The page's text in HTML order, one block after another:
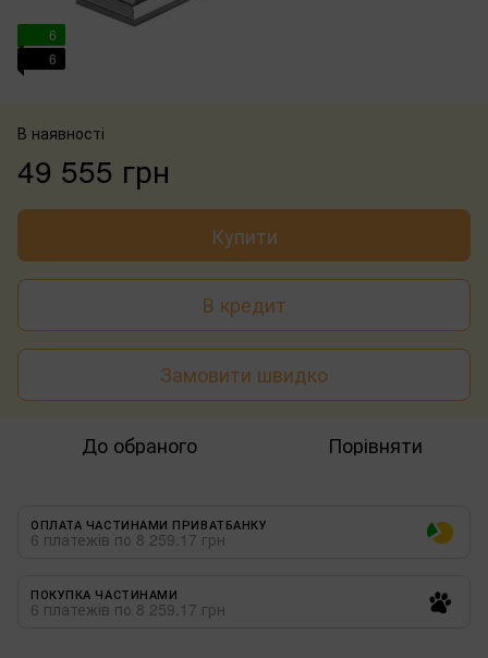
6
6
В наявності
49 555 грн
Купити
В кредит
Замовити швидко
До обраного Порівняти
ОПЛАТА ЧАСТИНАМИ ПРИВАТБАНКУ
6 платежів по 8 259.17 грн
ПОКУПКА ЧАСТИНАМИ
6 платежів по 8 259.17 грн